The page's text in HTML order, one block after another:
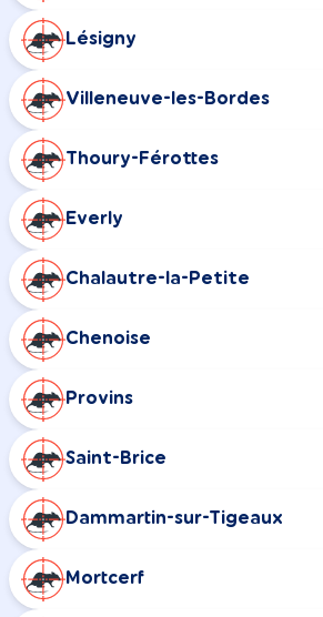
Lésigny
Villeneuve-les-Bordes
Thoury-Férottes
Everly
Chalautre-la-Petite
Chenoise
Provins
Saint-Brice
Dammartin-sur-Tigeaux
Mortcerf